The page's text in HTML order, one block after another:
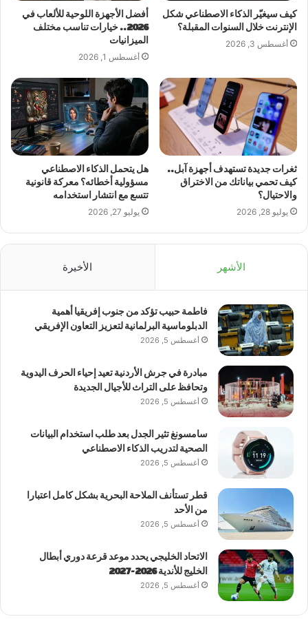
كيف سيغيّر الذكاء الاصطناعي شكل
الإنترنت خلال السنوات المقبلة؟
أغسطس 3, 2026
أفضل الأجهزة اللوحية للألعاب في
2026.. خيارات تناسب مختلف
الميزانيات
أغسطس 1, 2026
ثغرات جديدة تستهدف أجهزة آبل..
كيف تحمي بياناتك من الاختراق
والاحتيال؟
يوليو 28, 2026
هل يتحمل الذكاء الاصطناعي
مسؤولية أخطائه؟ معركة قانونية
تتسع مع انتشار استخدامه
يوليو 27, 2026
الأشهر الأخيرة
فاطمة حبيب تؤكد من جنوب إفريقيا أهمية
الدبلوماسية البرلمانية لتعزيز التعاون الإفريقي
أغسطس 5, 2026
مبادرة في جرش الأردنية تعيد إحياء الحرف اليدوية
وتحافظ على التراث للأجيال الجديدة
أغسطس 5, 2026
سامسونغ تثير الجدل بعد طلب استخدام البيانات
الصحية لتدريب الذكاء الاصطناعي
أغسطس 5, 2026
قطر تستأنف الملاحة البحرية بشكل كامل اعتبارا
من الأحد
أغسطس 5, 2026
الاتحاد الخليجي يحدد موعد قرعة دوري أبطال
الخليج للأندية 2026-2027
أغسطس 5, 2026